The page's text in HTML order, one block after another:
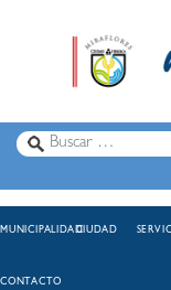
MUNICIPALIDADCIUDAD
CONTACTO